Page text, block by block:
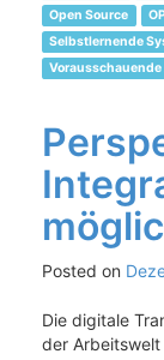
Open Source
Selbstlernende
Posted on
Die digitale
der